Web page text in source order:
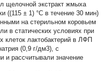
щелочной экстракт жмыха
((115 ± 1) °С в течение 30 мин)
на стерильном коровьем
в статических условиях при
клеток лактобактерий в ЛФП
(0,9 г/дм3), с
и рассчитывали значение